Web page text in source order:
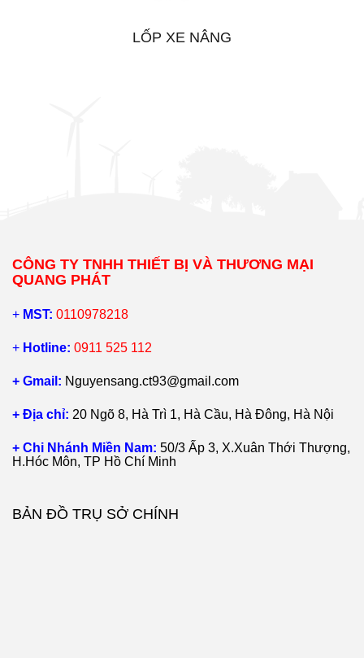
LỐP XE NÂNG
CÔNG TY TNHH THIẾT BỊ VÀ THƯƠNG MẠI
QUANG PHÁT
+ MST: 0110978218
+ Hotline: 0911 525 112
+ Gmail: Nguyensang.ct93@gmail.com
+ Địa chỉ: 20 Ngõ 8, Hà Trì 1, Hà Cầu, Hà Đông, Hà Nội
+ Chi Nhánh Miền Nam: 50/3 Ấp 3, X.Xuân Thới Thượng,
H.Hóc Môn, TP Hồ Chí Minh
BẢN ĐỒ TRỤ SỞ CHÍNH